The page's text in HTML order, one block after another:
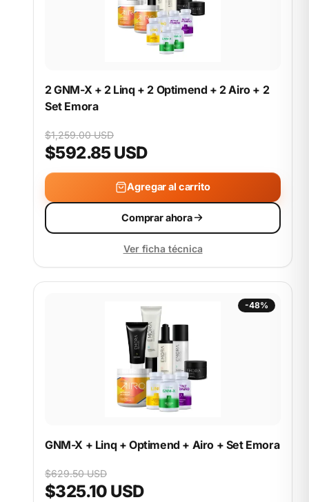
2 GNM-X + 2 Linq + 2 Optimend + 2 Airo + 2
Set Emora
$1,259.00 USD
$592.85 USD
Agregar al carrito
Comprar ahora
Ver ficha técnica
-48%
GNM-X + Linq + Optimend + Airo + Set Emora
$629.50 USD
$325.10 USD